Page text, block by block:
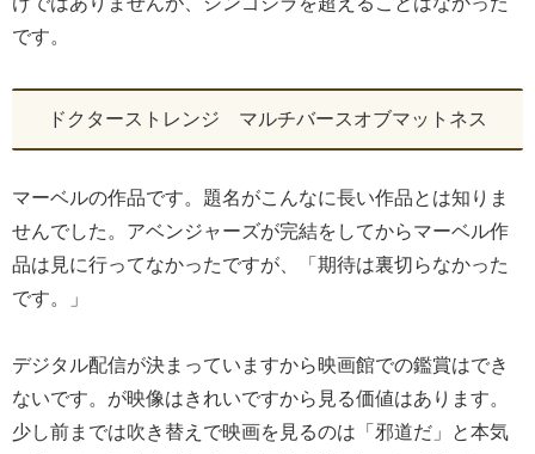
です。
ドクターストレンジ マルチバースオブマットネス
マーベルの作品です。題名がこんなに長い作品とは知りま
せんでした。アベンジャーズが完結をしてからマーベル作
品は見に行ってなかったですが、「期待は裏切らなかった
です。」
デジタル配信が決まっていますから映画館での鑑賞はでき
ないです。が映像はきれいですから見る価値はあります。
少し前までは吹き替えで映画を見るのは「邪道だ」と本気